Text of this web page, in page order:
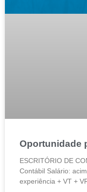
Oportunidade
ESCRITÓRIO DE
Contábil Salário:
experiência + VT +